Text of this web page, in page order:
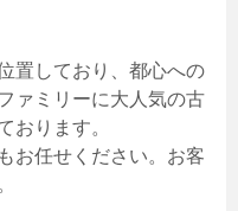
置しており、都心への
ァミリーに大人気の古
おります。
お任せください。お客